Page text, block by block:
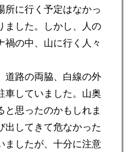
所に行く予定はなかっ
ました。しかし、人の
禍の中、山に行く人々
道路の両脇、白線の外
車していました。山奥
と思ったのかもしれま
出してきて危なかった
ましたが、十分に注意